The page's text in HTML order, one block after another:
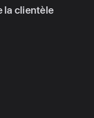
la clientèle